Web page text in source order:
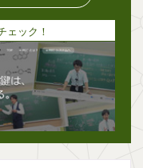
ェック！